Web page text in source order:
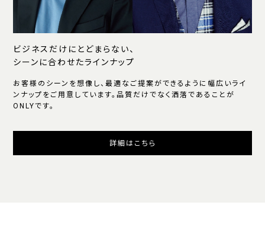
ビジネスだけにとどまらない、
シーンに合わせたラインナップ
お客様のシーンを想像し、最適なご提案ができるように幅広いライ
ンナップをご用意しています。品質だけでなく洒落であることが
ONLYです。
詳細はこちら